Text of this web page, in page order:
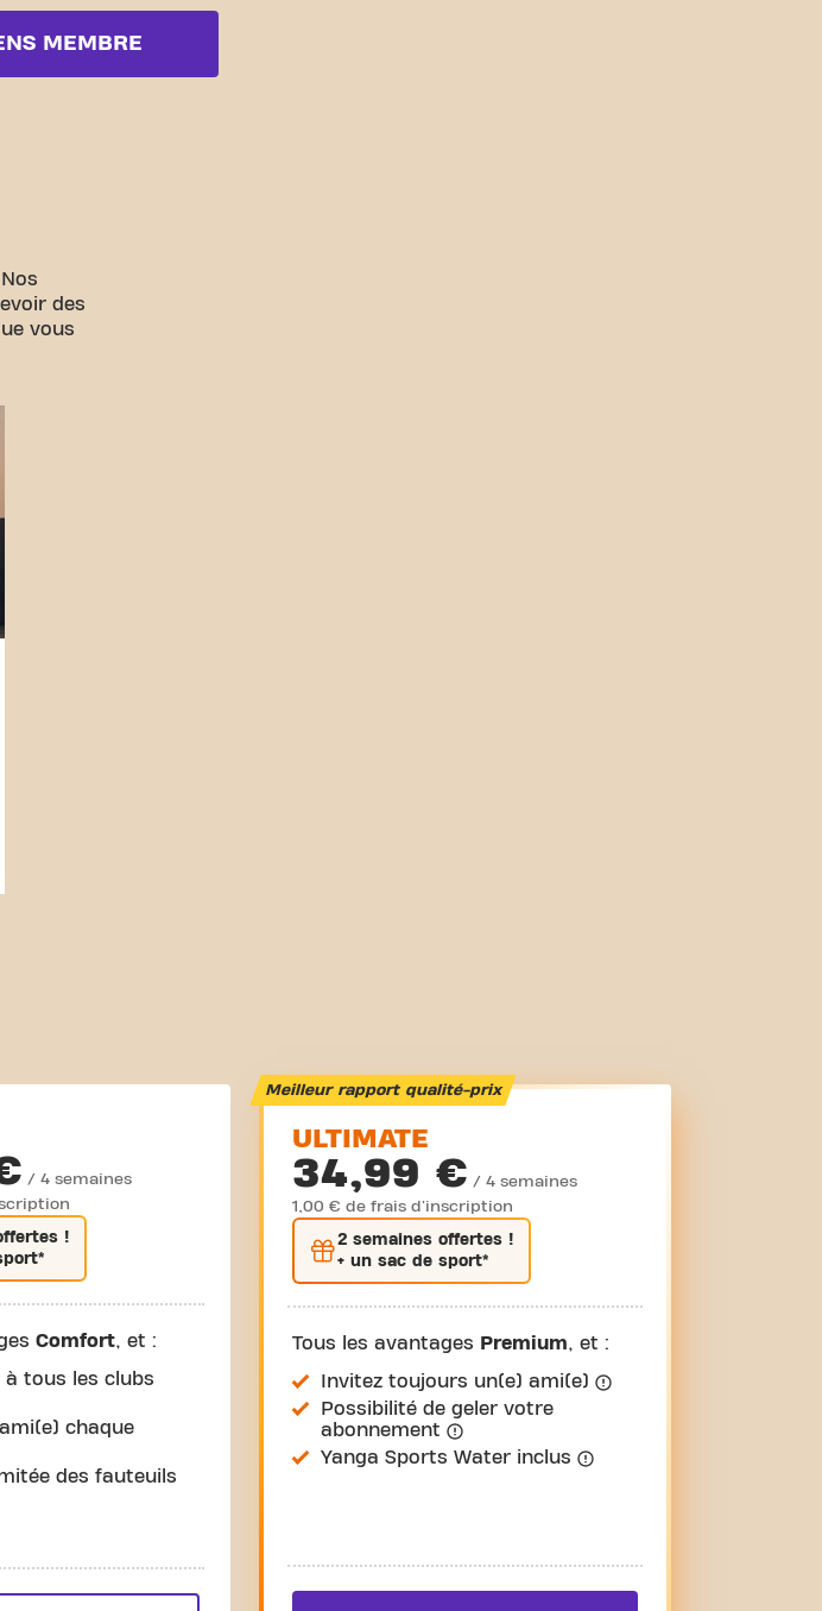
MEMBRE
des
vous
/ 4 semaines
!
Comfort, et :
à tous les clubs
chaque
des fauteuils
Meilleur rapport qualité-prix
ULTIMATE
34,99 € / 4 semaines
1,00 € de frais d'inscription
2 semainesoffertes !
+ un sac de sport*
Tous les avantages Premium, et :
Invitez toujours un(e) ami(e)
Possibilité de geler votre
abonnement
Yanga Sports Water inclus